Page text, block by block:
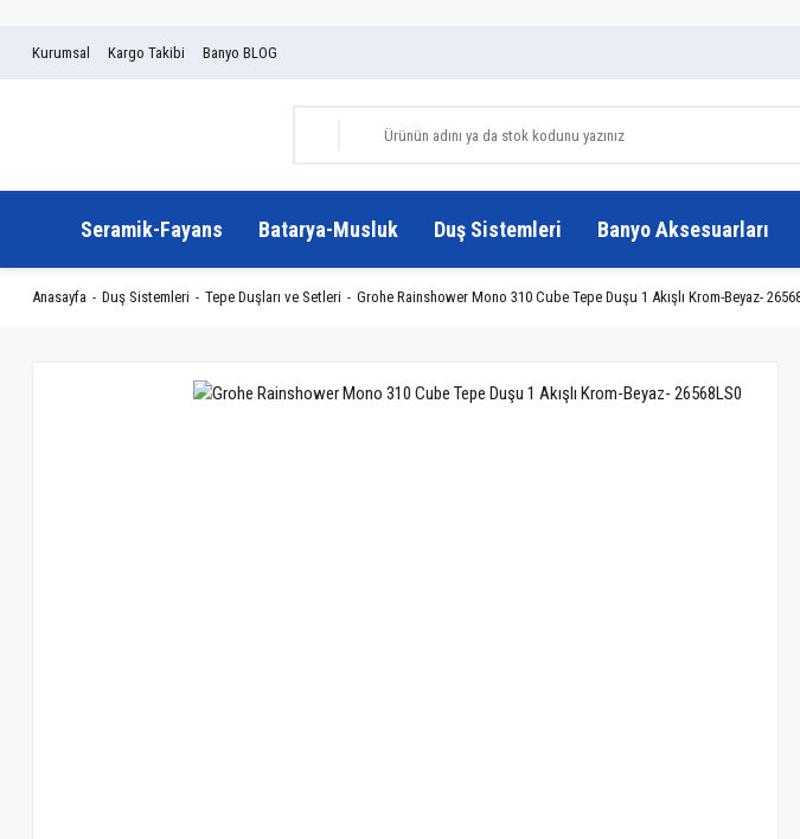
Kurumsal Kargo Takibi Banyo BLOG
Seramik-Fayans Batarya-Musluk Duş Sistemleri Banyo Aksesuarları
Anasayfa Duş Sistemleri Tepe Duşları ve Setleri Grohe Rainshower Mono 310 Cube Tepe Duşu 1 Akışlı Krom-Beyaz-